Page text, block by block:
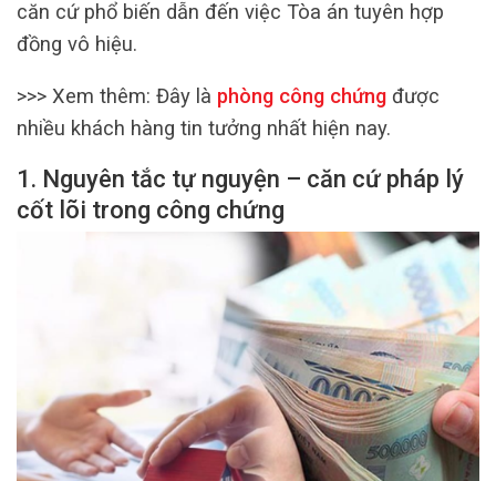
căn cứ phổ biến dẫn đến việc Tòa án tuyên hợp
đồng vô hiệu.
>>> Xem thêm: Đây là phòng công chứng được
nhiều khách hàng tin tưởng nhất hiện nay.
1. Nguyên tắc tự nguyện – căn cứ pháp lý
cốt lõi trong công chứng